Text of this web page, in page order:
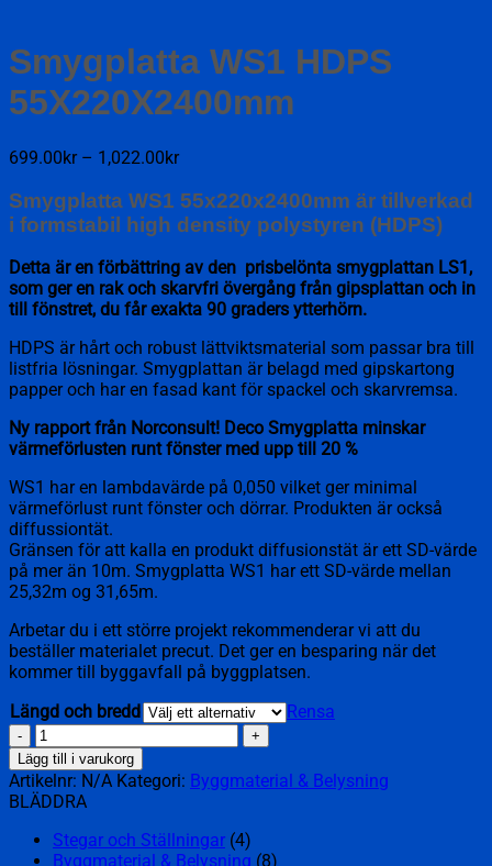
Smygplatta WS1 HDPS
55X220X2400mm
699.00kr – 1,022.00krPrisintervall:
till
1,022.00kr
Smygplatta WS1 55x220x2400mm är tillverkad
i formstabil high density polystyren (HDPS)
Detta är en förbättring av den prisbelönta smygplattan LS1,
som ger en rak och skarvfri övergång från gipsplattan och in
till fönstret, du får exakta 90 graders ytterhörn.
HDPS är hårt och robust lättviktsmaterial som passar bra till
listfria lösningar. Smygplattan är belagd med gipskartong
papper och har en fasad kant för spackel och skarvremsa.
Ny rapport från Norconsult! Deco Smygplatta minskar
värmeförlusten runt fönster med upp till 20 %
WS1 har en lambdavärde på 0,050 vilket ger minimal
värmeförlust runt fönster och dörrar. Produkten är också
diffussiontät.
Gränsen för att kalla en produkt diffusionstät är ett SD-värde
på mer än 10m. Smygplatta WS1 har ett SD-värde mellan
25,32m og 31,65m.
Arbetar du i ett större projekt rekommenderar vi att du
beställer materialet precut. Det ger en besparing när det
kommer till byggavfall på byggplatsen.
Längd och bredd
Rensa
Smygplatta
WS1
HDPS
55X220X2400mm
Lägg till i varukorg
Artikelnr: N/A Kategori: Byggmaterial & Belysning
BLÄDDRA
Stegar och Ställningar (4)
Byggmaterial & Belysning (8)